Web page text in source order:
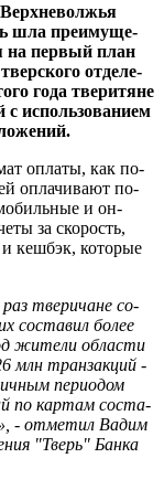
шла пре­иму­ще­
на пер­вый план
от­де­ле­
года тве­ри­тяне
с ис­поль­зо­ва­ни­ем
опла­ты, как по­
опла­чи­ва­ют по­
и он­
за ско­рость,
кеш­б­эк, ко­то­рые
раз тве­ри­чане со­
со­ста­вил более
жи­те­ли об­ла­сти
млн тран­зак­ций -
пе­ри­о­дом
по кар­там со­ста­
- отметил ​Вадим
"Тверь" Банка